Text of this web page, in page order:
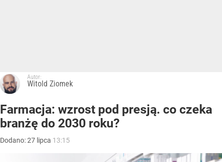
Autor:
Witold Ziomek
Farmacja: wzrost pod presją. co czeka
branżę do 2030 roku?
Dodano:27 lipca 13:15